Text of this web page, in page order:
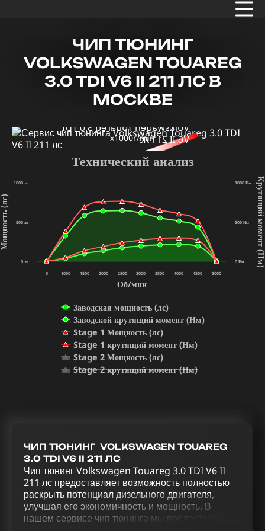
ЧИП ТЮНИНГ
VOLKSWAGEN TOUAREG
3.0 TDI V6 II 211 ЛС В
МОСКВЕ
x1000r/min
Об/мин
(лс)
Технический анализ
Заводская мощность (лс)
Заводской крутящий момент (Нм)
Stage 1 Мощность (лс)
Stage 1 крутящий момент (Нм)
Stage 2 Мощность (лс)
Stage 2 крутящий момент (Нм)
0 1000 1500 2000 2500 3000 3500 4000 4500 5000
0 лс
500 лс
1000 лс
0 Нм
500 Нм
1000 Нм
ЧИП ТЮНИНГ VOLKSWAGEN TOUAREG
3.0 TDI V6 II 211 ЛС
Чип тюнинг Volkswagen Touareg 3.0 TDI V6 II
211 лс предоставляет возможность полностью
раскрыть потенциал дизельного двигателя,
улучшая его экономичность и мощность. В
нашем сервисе чип тюнинга мы предоставляем